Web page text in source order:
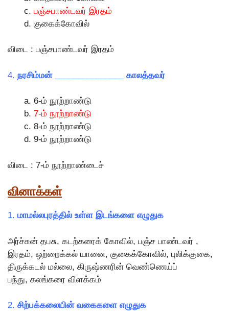
பஞ்சபாண்டவர் இரதம்
குகைக்கோவில்
விடை : பஞ்சபாண்டவர் இரதம்
4. நரசிம்மன் _______________ காலத்தவர்
6-ம் நூற்றாண்டு
7-ம் நூற்றாண்டு
8-ம் நூற்றாண்டு
9-ம் நூற்றாண்டு
விடை : 7-ம் நூற்றாண்டைச்
வினாக்கள்
1. மாமல்லபுரத்தில் உள்ள இடங்களை எழுதுக
அர்ச்சுன் தபசு, கடற்கரைக் கோவில், பஞ்ச பாண்டவர் ,
இரதம், ஒற்றைக்கல் யானை, குகைக்கோவில், புலிக்குகை,
திருக்கடல் மல்லை, கிருஷ்ணரின் வெண்ணெய்ப்
பந்து, கலங்கரை விளக்கம்
2. சிற்பக்கலையின் வகைகளை எழுதுக